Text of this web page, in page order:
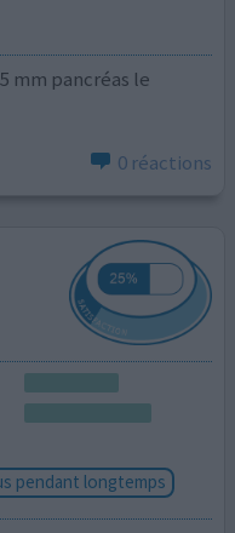
mm pancréas le
0 réactions
pendant longtemps